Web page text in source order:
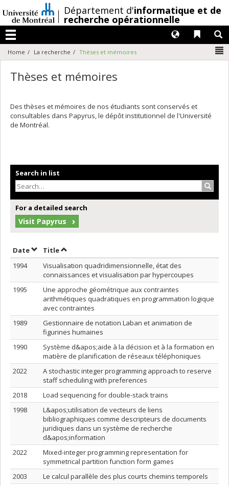
au
contenu
/Département d'informatique et de
recherche opérationnelle
Menu
Liens
Langues
Home La recherche Thèses et mémoires
Thèses et mémoires
Des thèses et mémoires de nos étudiants sont conservés et
consultables dans Papyrus, le dépôt institutionnel de l'Université
de Montréal.
Search in list
For a detailed search
Visit Papyrus
DateSort by date in descending order
TitleSort by title in descending order
1994
Visualisation quadridimensionnelle, état des
connaissances et visualisation par hypercoupes
1995
Une approche géométrique aux contraintes
arithmétiques quadratiques en programmation logique
avec contraintes
1989
Gestionnaire de notation Laban et animation de
figurines humaines
1990
Système d&apos;aide à la décision et à la formation en
matière de planification de réseaux téléphoniques
2022
A stochastic integer programming approach to reserve
staff scheduling with preferences
2018
Load sequencing for double-stack trains
1998
L&apos;utilisation de vecteurs de liens
bibliographiques comme descripteurs de documents
juridiques dans un système de recherche
d&apos;information
2022
Mixed-integer programming representation for
symmetrical partition function form games
2003
Le calcul parallèle des plus courts chemins temporels